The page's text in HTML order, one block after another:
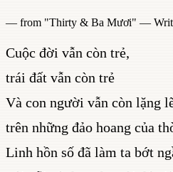
— from "Thirty & Ba Mươi" —
Cuộc đời vẫn còn trẻ,
trái đất vẫn còn trẻ
Và con người vẫn còn lặng
trên những đảo hoang của
Linh hồn số đã làm ta bớt